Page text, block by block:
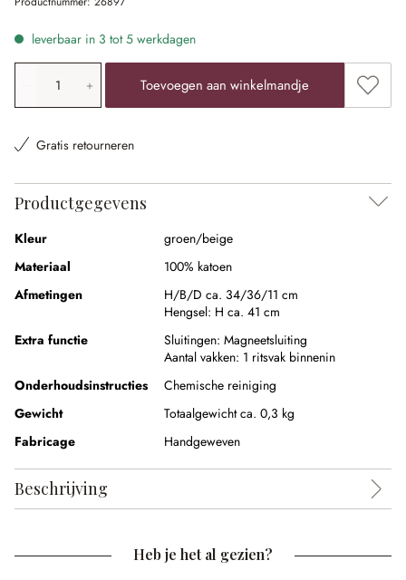
leverbaar in 3 tot 5 werkdagen
Producthoeveelheid: voer de gewenste waarde in of
Toevoegen aan winkelmandje
Gratis retourneren
Productgegevens
Kleur
groen/beige
Materiaal
100% katoen
Afmetingen
H/B/D ca. 34/36/11 cm
Hengsel: H ca. 41 cm
Extra functie
Sluitingen: Magneetsluiting
Aantal vakken: 1 ritsvak binnenin
Onderhoudsinstructies
Chemische reiniging
Gewicht
Totaalgewicht ca. 0,3 kg
Fabricage
Handgeweven
Beschrijving
Heb je het al gezien?